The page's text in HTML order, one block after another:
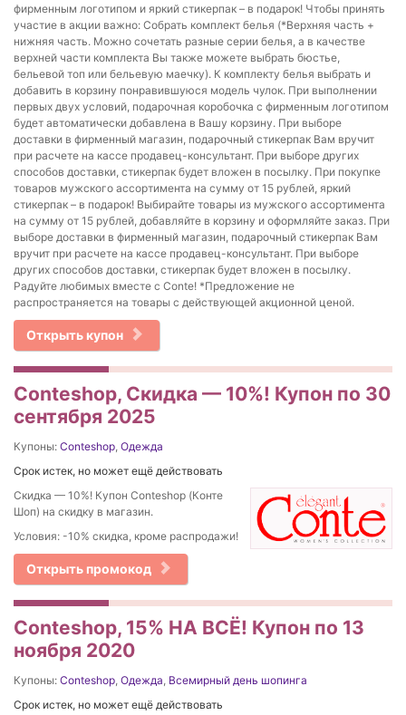
фирменным логотипом и яркий стикерпак – в подарок! Чтобы принять
участие в акции важно: Собрать комплект белья (*Верхняя часть +
нижняя часть. Можно сочетать разные серии белья, а в качестве
верхней части комплекта Вы также можете выбрать бюстье,
бельевой топ или бельевую маечку). К комплекту белья выбрать и
добавить в корзину понравившуюся модель чулок. При выполнении
первых двух условий, подарочная коробочка с фирменным логотипом
будет автоматически добавлена в Вашу корзину. При выборе
доставки в фирменный магазин, подарочный стикерпак Вам вручит
при расчете на кассе продавец-консультант. При выборе других
способов доставки, стикерпак будет вложен в посылку. При покупке
товаров мужского ассортимента на сумму от 15 рублей, яркий
стикерпак – в подарок! Выбирайте товары из мужского ассортимента
на сумму от 15 рублей, добавляйте в корзину и оформляйте заказ. При
выборе доставки в фирменный магазин, подарочный стикерпак Вам
вручит при расчете на кассе продавец-консультант. При выборе
других способов доставки, стикерпак будет вложен в посылку.
Радуйте любимых вместе с Conte! *Предложение не
распространяется на товары с действующей акционной ценой.
Открыть купон
Conteshop, Скидка — 10%! Купон по 30
сентября 2025
Купоны: Conteshop Одежда
Срок истек, но может ещё действовать
Скидка — 10%! Купон Conteshop (Конте
Шоп) на скидку в магазин.
Условия: -10% скидка, кроме распродажи!
Открыть промокод
Conteshop, 15% НА ВСЁ! Купон по 13
ноября 2020
Купоны: Conteshop Одежда Всемирный день шопинга
Срок истек, но может ещё действовать